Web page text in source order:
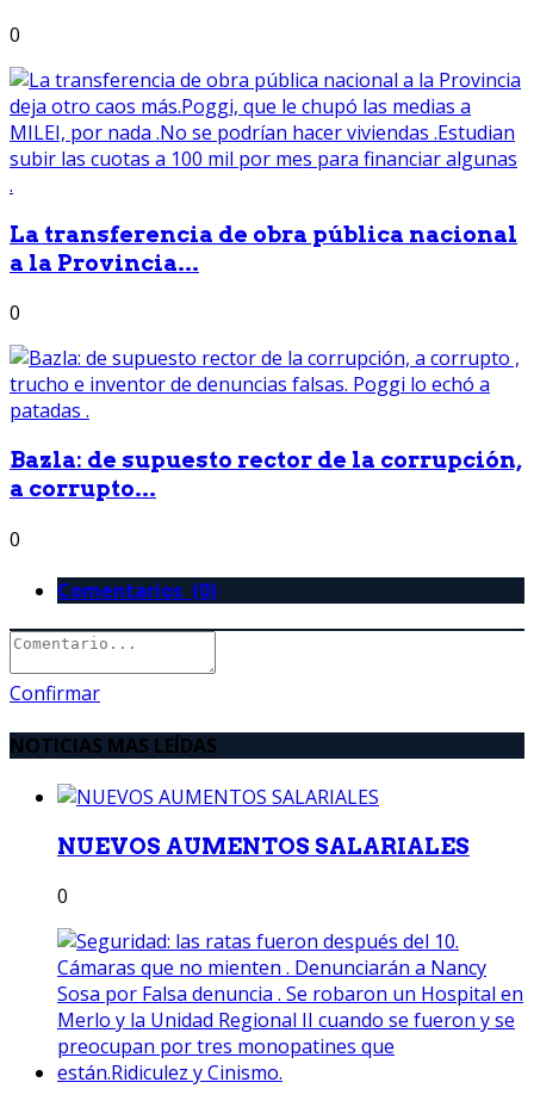
0
La transferencia de obra pública nacional
a la Provincia...
0
Bazla: de supuesto rector de la corrupción,
a corrupto...
0
Comentarios (0)
Confirmar
NOTICIAS MAS LEÍDAS
NUEVOS AUMENTOS SALARIALES
0